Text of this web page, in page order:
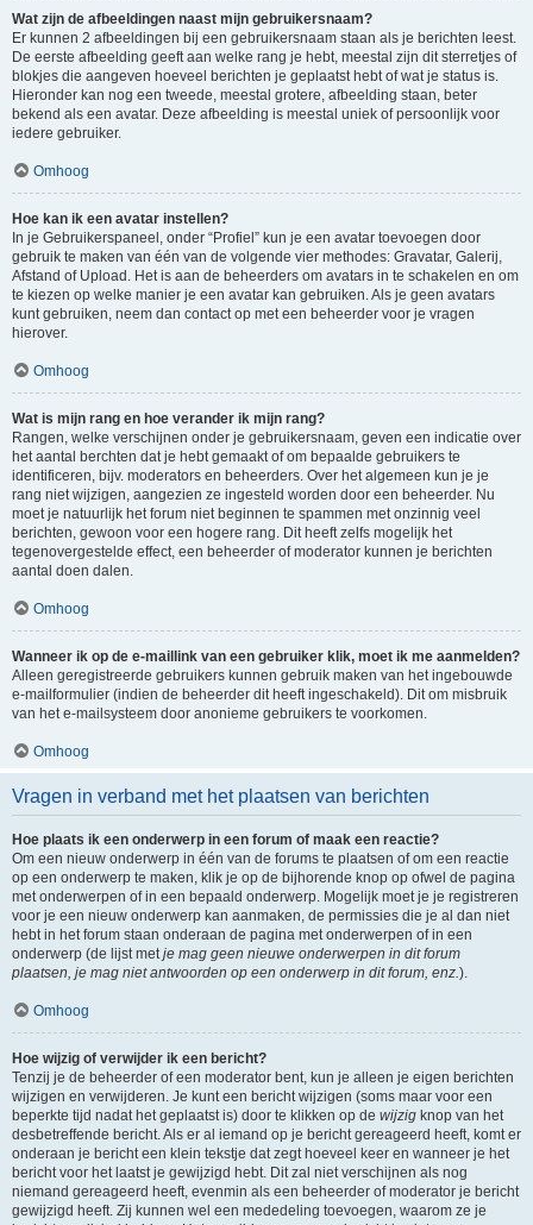
Wat zijn de afbeeldingen naast mijn gebruikersnaam?
Er kunnen 2 afbeeldingen bij een gebruikersnaam staan als je berichten leest.
De eerste afbeelding geeft aan welke rang je hebt, meestal zijn dit sterretjes of
blokjes die aangeven hoeveel berichten je geplaatst hebt of wat je status is.
Hieronder kan nog een tweede, meestal grotere, afbeelding staan, beter
bekend als een avatar. Deze afbeelding is meestal uniek of persoonlijk voor
iedere gebruiker.
Omhoog
Hoe kan ik een avatar instellen?
In je Gebruikerspaneel, onder “Profiel” kun je een avatar toevoegen door
gebruik te maken van één van de volgende vier methodes: Gravatar, Galerij,
Afstand of Upload. Het is aan de beheerders om avatars in te schakelen en om
te kiezen op welke manier je een avatar kan gebruiken. Als je geen avatars
kunt gebruiken, neem dan contact op met een beheerder voor je vragen
hierover.
Omhoog
Wat is mijn rang en hoe verander ik mijn rang?
Rangen, welke verschijnen onder je gebruikersnaam, geven een indicatie over
het aantal berchten dat je hebt gemaakt of om bepaalde gebruikers te
identificeren, bijv. moderators en beheerders. Over het algemeen kun je je
rang niet wijzigen, aangezien ze ingesteld worden door een beheerder. Nu
moet je natuurlijk het forum niet beginnen te spammen met onzinnig veel
berichten, gewoon voor een hogere rang. Dit heeft zelfs mogelijk het
tegenovergestelde effect, een beheerder of moderator kunnen je berichten
aantal doen dalen.
Omhoog
Wanneer ik op de e-maillink van een gebruiker klik, moet ik me aanmelden?
Alleen geregistreerde gebruikers kunnen gebruik maken van het ingebouwde
e-mailformulier (indien de beheerder dit heeft ingeschakeld). Dit om misbruik
van het e-mailsysteem door anonieme gebruikers te voorkomen.
Omhoog
Vragen in verband met het plaatsen van berichten
Hoe plaats ik een onderwerp in een forum of maak een reactie?
Om een nieuw onderwerp in één van de forums te plaatsen of om een reactie
op een onderwerp te maken, klik je op de bijhorende knop op ofwel de pagina
met onderwerpen of in een bepaald onderwerp. Mogelijk moet je je registreren
voor je een nieuw onderwerp kan aanmaken, de permissies die je al dan niet
hebt in het forum staan onderaan de pagina met onderwerpen of in een
onderwerp (de lijst metje mag geen nieuwe onderwerpen in dit forum
plaatsen, je mag niet antwoorden op een onderwerp in dit forum, enz.).
Omhoog
Hoe wijzig of verwijder ik een bericht?
Tenzij je de beheerder of een moderator bent, kun je alleen je eigen berichten
wijzigen en verwijderen. Je kunt een bericht wijzigen (soms maar voor een
beperkte tijd nadat het geplaatst is) door te klikken op de wijzig knop van het
desbetreffende bericht. Als er al iemand op je bericht gereageerd heeft, komt er
onderaan je bericht een klein tekstje dat zegt hoeveel keer en wanneer je het
bericht voor het laatst je gewijzigd hebt. Dit zal niet verschijnen als nog
niemand gereageerd heeft, evenmin als een beheerder of moderator je bericht
gewijzigd heeft. Zij kunnen wel een mededeling toevoegen, waarom ze je